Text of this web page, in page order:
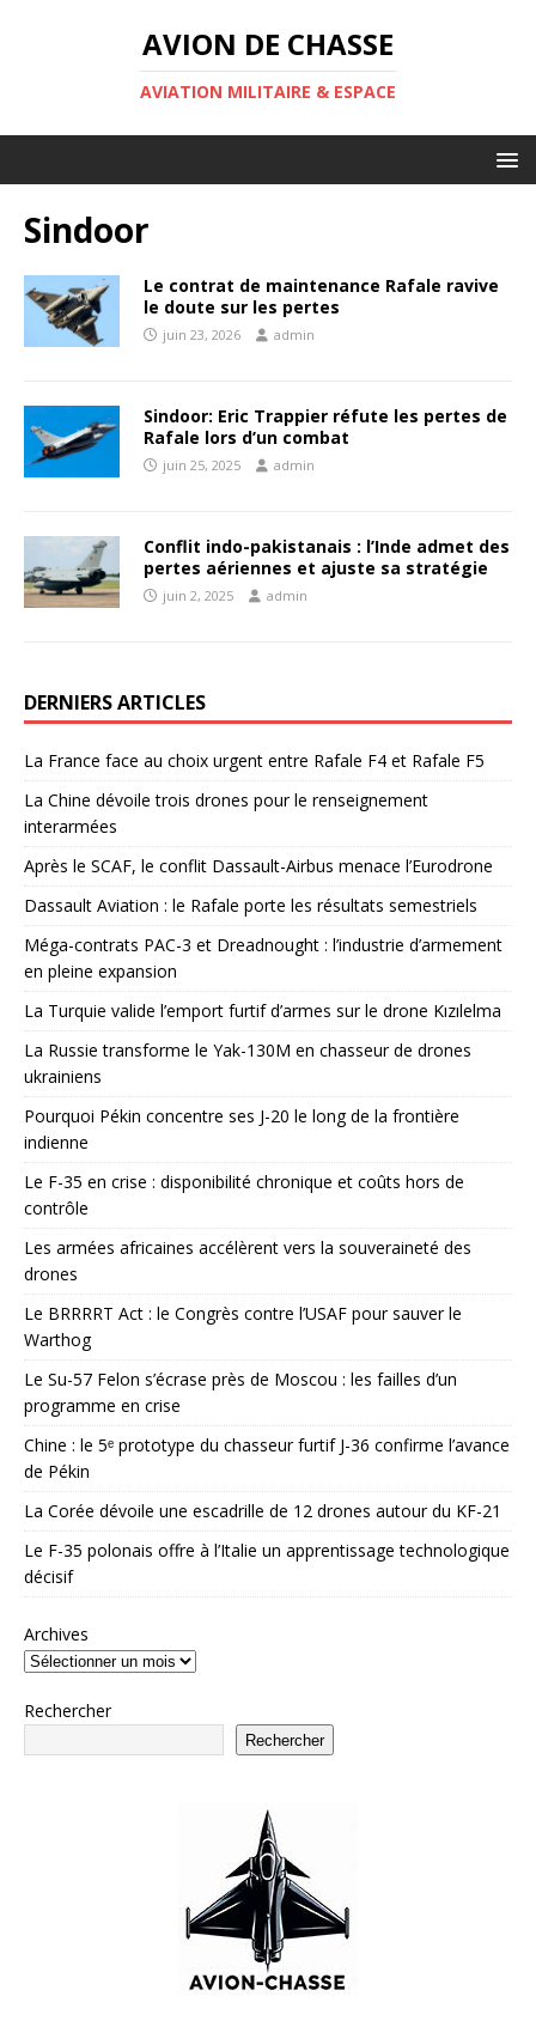
AVION DE CHASSE
AVIATION MILITAIRE & ESPACE
Sindoor
Le contrat de maintenance Rafale ravive
le doute sur les pertes
juin 23, 2026 admin
Sindoor: Eric Trappier réfute les pertes de
Rafale lors d’un combat
juin 25, 2025 admin
Conflit indo-pakistanais : l’Inde admet des
pertes aériennes et ajuste sa stratégie
juin 2, 2025 admin
DERNIERS ARTICLES
La France face au choix urgent entre Rafale F4 et Rafale F5
La Chine dévoile trois drones pour le renseignement
interarmées
Après le SCAF, le conflit Dassault-Airbus menace l’Eurodrone
Dassault Aviation : le Rafale porte les résultats semestriels
Méga-contrats PAC-3 et Dreadnought : l’industrie d’armement
en pleine expansion
La Turquie valide l’emport furtif d’armes sur le drone Kızılelma
La Russie transforme le Yak-130M en chasseur de drones
ukrainiens
Pourquoi Pékin concentre ses J-20 le long de la frontière
indienne
Le F-35 en crise : disponibilité chronique et coûts hors de
contrôle
Les armées africaines accélèrent vers la souveraineté des
drones
Le BRRRRT Act : le Congrès contre l’USAF pour sauver le
Warthog
Le Su-57 Felon s’écrase près de Moscou : les failles d’un
programme en crise
Chine : le 5ᵉ prototype du chasseur furtif J-36 confirme l’avance
de Pékin
La Corée dévoile une escadrille de 12 drones autour du KF-21
Le F-35 polonais offre à l’Italie un apprentissage technologique
décisif
Archives
Rechercher
Rechercher